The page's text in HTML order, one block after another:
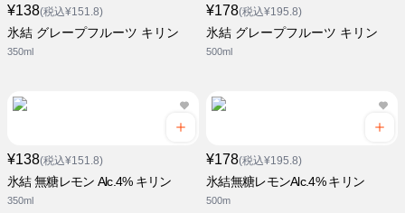
¥138(税込¥151.8)
氷結 グレープフルーツ キリン
350ml
¥178(税込¥195.8)
氷結 グレープフルーツ キリン
500ml
¥138(税込¥151.8)
氷結 無糖レモン Alc.4% キリン
350ml
¥178(税込¥195.8)
氷結無糖レモンAlc.4% キリン
500m